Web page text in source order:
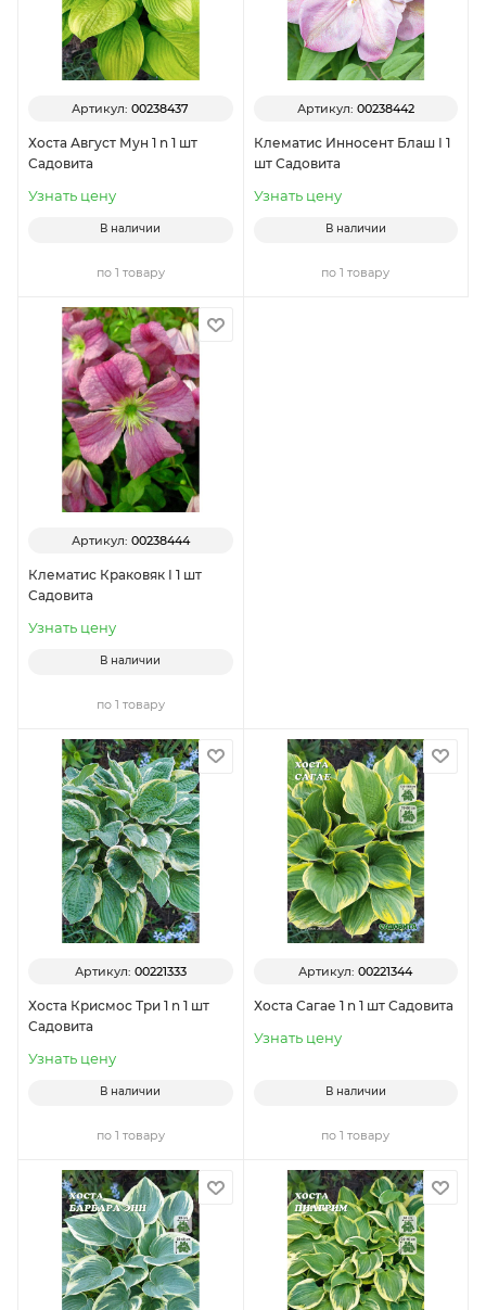
Артикул:00238437
Хоста Август Мун 1 n 1 шт
Садовита
Узнать цену
В наличии
по 1 товару
Артикул: 00238442
Клематис Инносент Блаш I 1
шт Садовита
Узнать цену
В наличии
по 1 товару
Артикул: 00238444
Клематис Краковяк I 1 шт
Садовита
Узнать цену
В наличии
по 1 товару
Артикул: 00221333
Хоста Крисмос Три 1 n 1 шт
Садовита
Узнать цену
В наличии
по 1 товару
Артикул:00221344
Хоста Сагае 1 n 1 шт Садовита
Узнать цену
В наличии
по 1 товару